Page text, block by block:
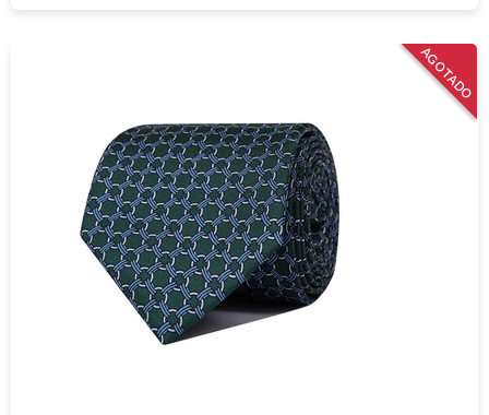
AGOTADO